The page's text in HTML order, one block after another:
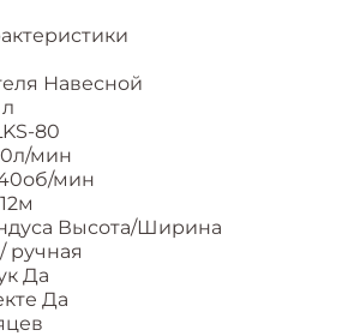
Навесной
80
мин
мин
Высота/Ширина
ручная
Да
Да